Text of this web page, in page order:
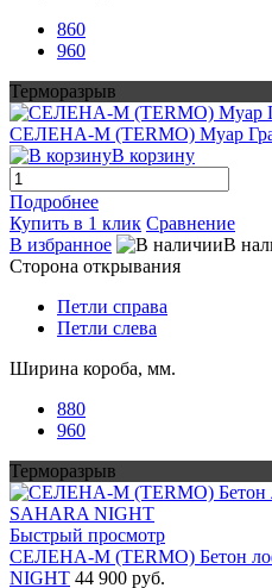
860
960
Терморазрыв
СЕЛЕНА-М (TERMO) Муар
В корзину
Подробнее
Купить в 1 клик Сравнение
В избранное
В
Сторона открывания
Петли справа
Петли слева
Ширина короба, мм.
880
960
Терморазрыв
Быстрый просмотр
СЕЛЕНА-М (TERMO) Бетон
NIGHT 44 900 руб.